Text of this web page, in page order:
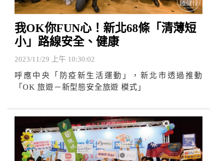
我OK你FUN心！新北68條「清薄短
小」路線安全、健康
2023/11/29 上午 10:30:02
呼應中央「防疫新生活運動」，新北市透過推動
「OK 旅遊－新型態安全旅遊 模式」